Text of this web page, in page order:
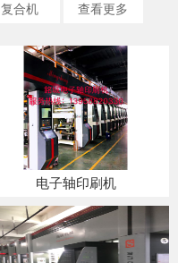
复合机 查看更多
电子轴印刷机